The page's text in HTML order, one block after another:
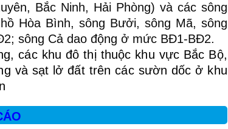
Bắc Ninh, Hải Phòng) và các sông
Hòa Bình, sông Bưởi, sông Mã, sông
sông Cả dao động ở mức BĐ1-BĐ2.
các khu đô thị thuộc khu vực Bắc Bộ,
và sạt lở đất trên các sườn dốc ở khu